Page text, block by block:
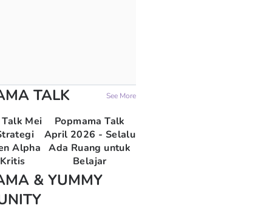
TALK See More
Mei
Alpha
Popmama Talk
April 2026 - Selalu
Ada Ruang untuk
Belajar
& YUMMY